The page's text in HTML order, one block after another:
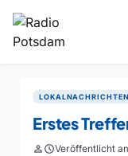
LOKALNACHRICHTEN
Erstes
personscheduleVeröffentlicht